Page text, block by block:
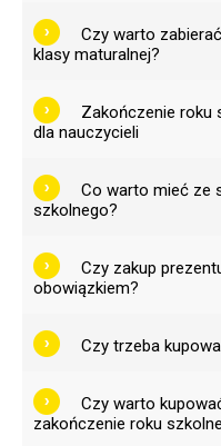
Czy warto
klasy maturalnej?
Zakończenie roku
dla nauczycieli
Co warto mieć ze
szkolnego?
Czy zakup
obowiązkiem?
Czy trzeba
Czy warto
zakończenie roku